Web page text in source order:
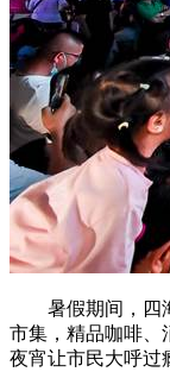
暑假期间，四海
市集，精品咖啡、
夜宵让市民大呼过